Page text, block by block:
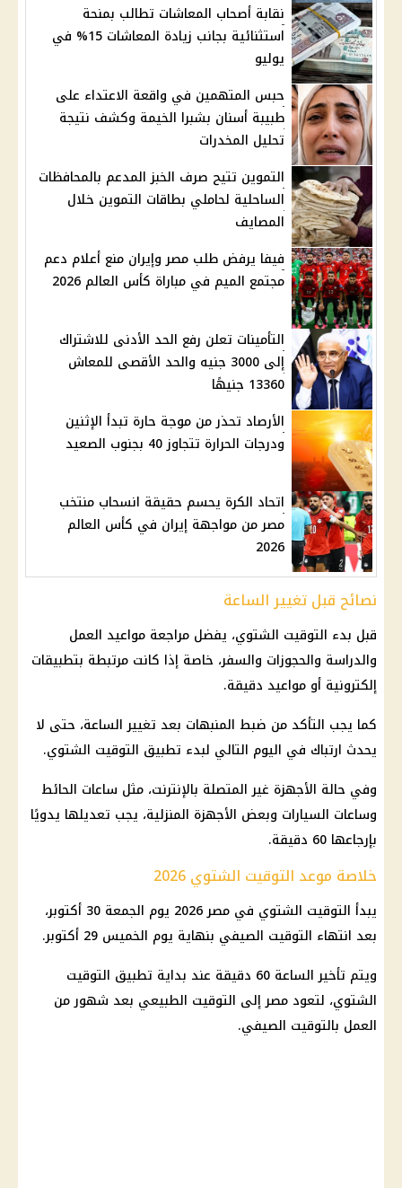
نقابة أصحاب المعاشات تطالب بمنحة
استثنائية بجانب زيادة المعاشات 15% في
يوليو
حبس المتهمين في واقعة الاعتداء على
طبيبة أسنان بشبرا الخيمة وكشف نتيجة
تحليل المخدرات
التموين تتيح صرف الخبز المدعم بالمحافظات
الساحلية لحاملي بطاقات التموين خلال
المصايف
فيفا يرفض طلب مصر وإيران منع أعلام دعم
مجتمع الميم في مباراة كأس العالم 2026
التأمينات تعلن رفع الحد الأدنى للاشتراك
إلى 3000 جنيه والحد الأقصى للمعاش
13360 جنيهًا
الأرصاد تحذر من موجة حارة تبدأ الإثنين
ودرجات الحرارة تتجاوز 40 بجنوب الصعيد
اتحاد الكرة يحسم حقيقة انسحاب منتخب
مصر من مواجهة إيران في كأس العالم
2026
نصائح قبل تغيير الساعة
قبل بدء التوقيت الشتوي، يفضل مراجعة مواعيد العمل
والدراسة والحجوزات والسفر، خاصة إذا كانت مرتبطة بتطبيقات
إلكترونية أو مواعيد دقيقة.
كما يجب التأكد من ضبط المنبهات بعد تغيير الساعة، حتى لا
يحدث ارتباك في اليوم التالي لبدء تطبيق التوقيت الشتوي.
وفي حالة الأجهزة غير المتصلة بالإنترنت، مثل ساعات الحائط
وساعات السيارات وبعض الأجهزة المنزلية، يجب تعديلها يدويًا
بإرجاعها 60 دقيقة.
خلاصة موعد التوقيت الشتوي 2026
يبدأ التوقيت الشتوي في مصر 2026 يوم الجمعة 30 أكتوبر،
بعد انتهاء التوقيت الصيفي بنهاية يوم الخميس 29 أكتوبر.
ويتم تأخير الساعة 60 دقيقة عند بداية تطبيق التوقيت
الشتوي، لتعود مصر إلى التوقيت الطبيعي بعد شهور من
العمل بالتوقيت الصيفي.